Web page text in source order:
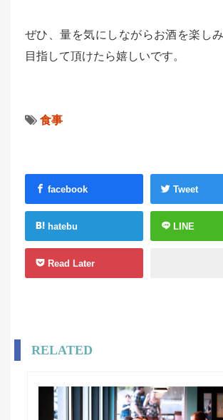
ぜひ、量を気にしながらお酒を楽し
目指して頂けたら嬉しいです。
食事
facebook Tweet
hatebu LINE
Read Later
RELATED